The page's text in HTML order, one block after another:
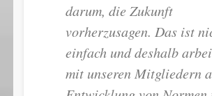
darum, die Zukunft
vorherzusagen. Das ist
einfach und deshalb
mit unseren Mitgliedern